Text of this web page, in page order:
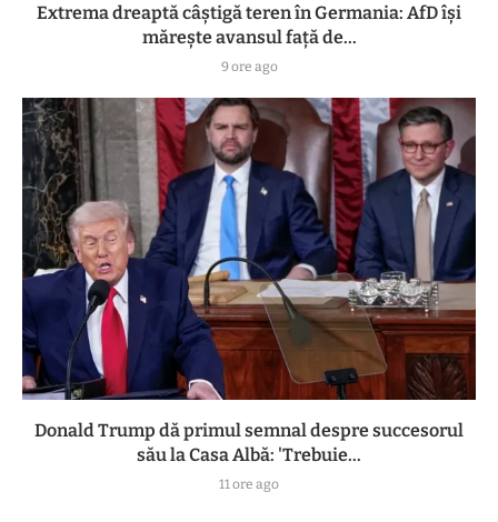
Extrema dreaptă câștigă teren în Germania: AfD își
mărește avansul față de...
9 ore ago
Donald Trump dă primul semnal despre succesorul
său la Casa Albă: 'Trebuie...
11 ore ago